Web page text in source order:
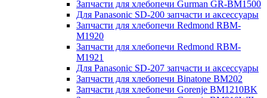
Запчасти для хлебопечи Gurman GR-BM1500
Для Panasonic SD-200 запчасти и аксессуары
Запчасти для хлебопечи Redmond RBM-
M1920
Запчасти для хлебопечи Redmond RBM-
M1921
Для Panasonic SD-207 запчасти и аксессуары
Запчасти для хлебопечи Binatone BM202
Запчасти для хлебопечи Gorenje BM1210BK